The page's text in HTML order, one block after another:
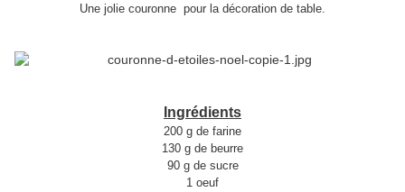
Une jolie couronne pour la décoration de table.
Ingrédients
200 g de farine
130 g de beurre
90 g de sucre
1 oeuf